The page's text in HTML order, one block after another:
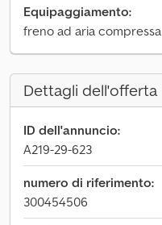
Equipaggiamento:
freno ad aria compressa
Dettagli dell'offerta
ID dell'annuncio:
A219-29-623
numero di riferimento:
300454506